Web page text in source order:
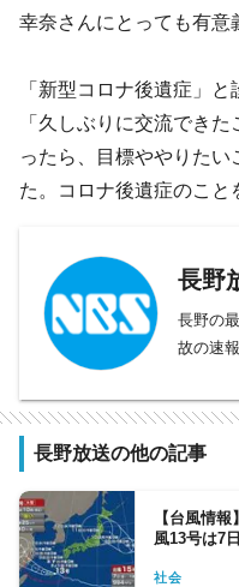
幸奈さんにとっても有意
「新型コロナ後遺症」
「久しぶりに交流でき
ったら、目標ややりた
た。コロナ後遺症のこと
長野
長野の
故の速
長野放送の他の記事
【台風情
風13号は7
社会